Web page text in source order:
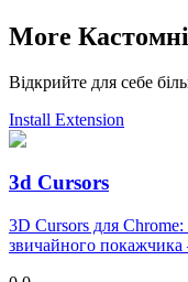
More
Відкрийте для себе
Install Extension
3d Cursors
3D Cursors для Chrome:
звичайного покажчика